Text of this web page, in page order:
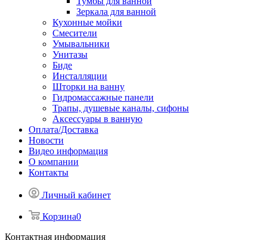
Зеркала для ванной
Кухонные мойки
Смесители
Умывальники
Унитазы
Биде
Инсталляции
Шторки на ванну
Гидромассажные панели
Трапы, душевые каналы, сифоны
Аксессуары в ванную
Оплата/Доставка
Новости
Видео информация
О компании
Контакты
Личный кабинет
Корзина0
Контактная информация